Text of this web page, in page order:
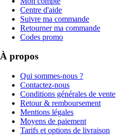
Centre d'aide
Suivre ma commande
Retourner ma commande
Codes promo
À propos
Qui sommes-nous ?
Contactez-nous
Conditions générales de vente
Retour & remboursement
Mentions légales
Moyens de paiement
Tarifs et options de livraison